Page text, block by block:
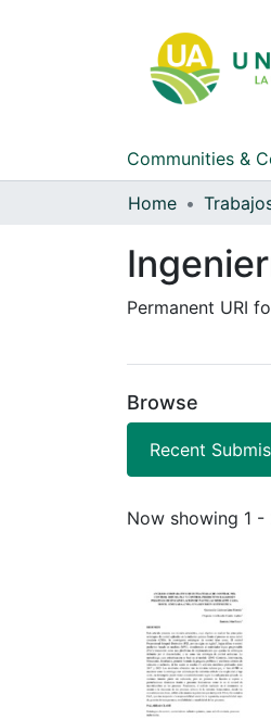
Communities &
Home
Permanent URI
Browse
Recent
Recent
Now showing 1